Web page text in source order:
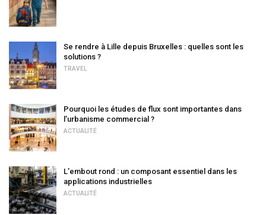
Se rendre à Lille depuis Bruxelles : quelles sont les
solutions ?
TRAVEL
Pourquoi les études de flux sont importantes dans
l’urbanisme commercial ?
ACTUALITÉ
L’embout rond : un composant essentiel dans les
applications industrielles
ACTUALITÉ